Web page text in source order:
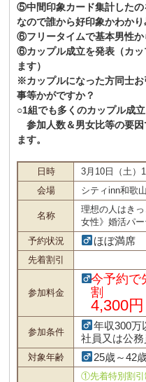
⑤中間印象カード集計した
なので誰から好印象かわかり
⑥フリータイムで基本男性か
⑥カップル成立を発表（カッ
ます）
※カップルになった方同士
事等かがですか？
○1組でも多くのカップル成
参加人数＆男女比等の要因
ます。
日時
3月10日（土）
会場
シティinn和歌
名称
理想の人はき
女性》婚活パー
予約状況
ほぼ満席
先着割引
参加料金
今予約で
割
4,300円
参加条件
年収300万
社員又は公務
対象年齢 25歳～42
①先着特別割引